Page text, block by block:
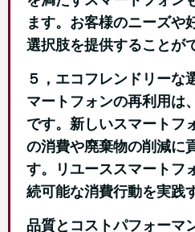
ます。お客様のニーズや
選択肢を提供することが
５，エコフレンドリーな
マートフォンの再利用は
です。新しいスマートフ
の消費や廃棄物の削減に
す。リユーススマートフ
続可能な消費行動を実践
品質とコストパフォーマ